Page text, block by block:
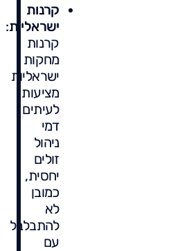
קרנות
ישראליות:
קרנות
מחקות
ישראליות
מציעות
לעיתים
דמי
ניהול
זולים
יחסית,
כמובן
לא
להתבלבל
עם